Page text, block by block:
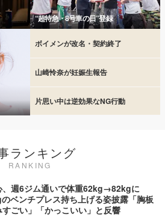
“超特急・8号車の日”登録
ボイメンが改名・契約終了
山崎怜奈が妊娠生報告
片思い中は逆効果なNG行動
ランキング
RANKING
、週6ジム通いで体重62kg→82kgに
ベンチプレス持ち上げる姿披露「胸板
ごい」「かっこいい」と反響